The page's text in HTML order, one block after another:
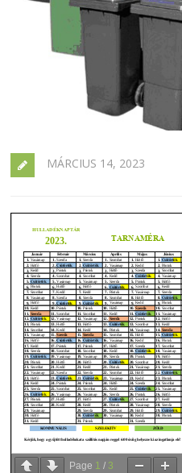
MÁRCIUS 14, 2023
Page 1 / 3